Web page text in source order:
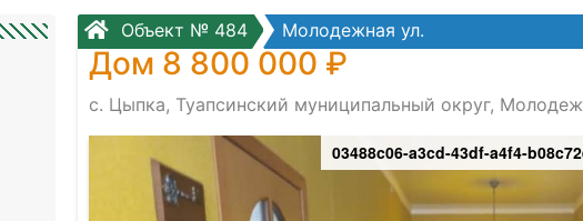
Объект № 484 Молодежная ул.
Дом 8 800 000 ₽
с. Цыпка, Туапсинский муниципальный округ,
03488c06-a3cd-43df-a4f4-